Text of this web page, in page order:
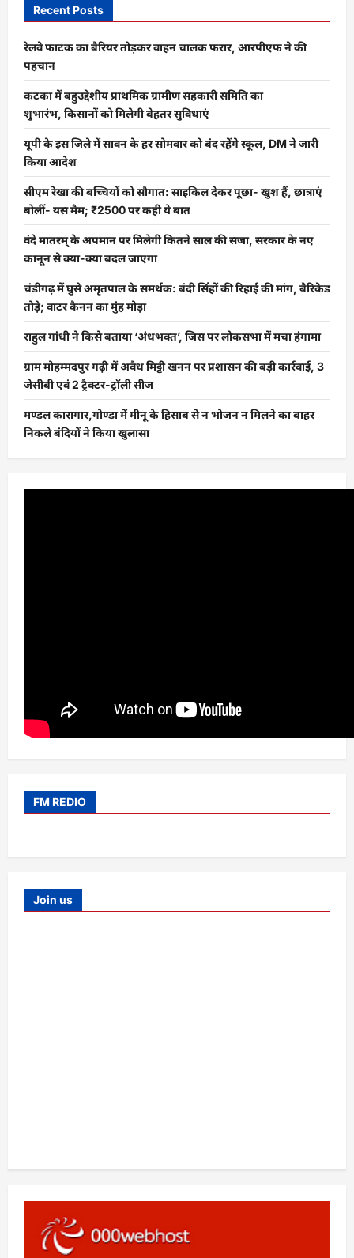
Recent Posts
रेलवे फाटक का बैरियर तोड़कर वाहन चालक फरार, आरपीएफ ने की
पहचान
कटका में बहुउद्देशीय प्राथमिक ग्रामीण सहकारी समिति का
शुभारंभ, किसानों को मिलेगी बेहतर सुविधाएं
यूपी के इस जिले में सावन के हर सोमवार को बंद रहेंगे स्कूल, DM ने जारी
किया आदेश
सीएम रेखा की बच्चियों को सौगात: साइकिल देकर पूछा- खुश हैं, छात्राएं
बोलीं- यस मैम; ₹2500 पर कही ये बात
वंदे मातरम् के अपमान पर मिलेगी कितने साल की सजा, सरकार के नए
कानून से क्या-क्या बदल जाएगा
चंडीगढ़ में घुसे अमृतपाल के समर्थक: बंदी सिंहों की रिहाई की मांग, बैरिकेड
तोड़े; वाटर कैनन का मुंह मोड़ा
राहुल गांधी ने किसे बताया ‘अंधभक्त’, जिस पर लोकसभा में मचा हंगामा
ग्राम मोहम्मदपुर गढ़ी में अवैध मिट्टी खनन पर प्रशासन की बड़ी कार्रवाई, 3
जेसीबी एवं 2 ट्रैक्टर-ट्रॉली सीज
मण्डल कारागार,गोण्डा में मीनू के हिसाब से न भोजन न मिलने का बाहर
निकले बंदियों ने किया खुलासा
FM REDIO
Join us